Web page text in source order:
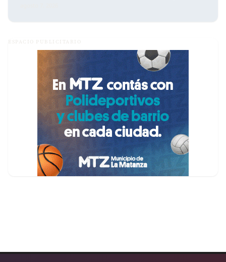
ESPACIO PUBLICITARIO